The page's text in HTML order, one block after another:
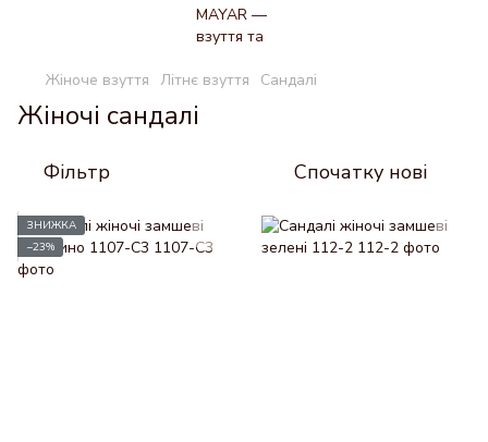
Жіноче взуття Літнє взуття Сандалі
Жіночі сандалі
Фільтр Спочатку нові
ЗНИЖКА
−23%